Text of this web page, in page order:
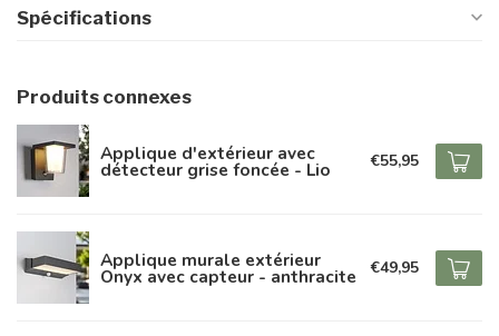
Spécifications
Produits connexes
Applique d'extérieur avec
détecteur grise foncée - Lio €55,95
Applique murale extérieur
Onyx avec capteur - anthracite €49,95